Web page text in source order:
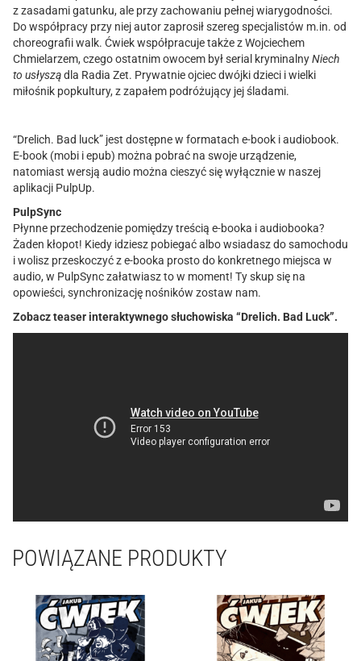
z zasadami gatunku, ale przy zachowaniu pełnej wiarygodności.
Do współpracy przy niej autor zaprosił szereg specjalistów m.in. od
choreografii walk. Ćwiek współpracuje także z Wojciechem
Chmielarzem, czego ostatnim owocem był serial kryminalnyNiech
to usłysządla Radia Zet. Prywatnie ojciec dwójki dzieci i wielki
miłośnik popkultury, z zapałem podróżujący jej śladami.
“Drelich. Bad luck” jest dostępne w formatach e-book i audiobook.
E-book (mobi i epub) można pobrać na swoje urządzenie,
natomiast wersją audio można cieszyć się wyłącznie w naszej
aplikacji PulpUp.
PulpSync
Płynne przechodzenie pomiędzy treścią e-booka i audiobooka?
Żaden kłopot! Kiedy idziesz pobiegać albo wsiadasz do samochodu
i wolisz przeskoczyć z e-booka prosto do konkretnego miejsca w
audio, w PulpSync załatwiasz to w moment! Ty skup się na
opowieści, synchronizację nośników zostaw nam.
Zobacz teaser interaktywnego słuchowiska “Drelich. Bad Luck”.
POWIĄZANE PRODUKTY